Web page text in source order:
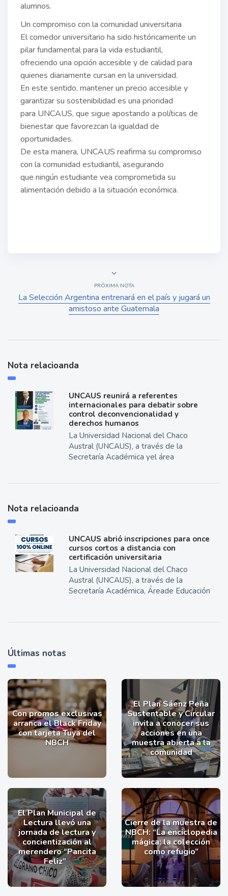
alumnos.
Un compromiso con la comunidad universitaria
El comedor universitario ha sido históricamente un
pilar fundamental para la vida estudiantil,
ofreciendo una opción accesible y de calidad para
quienes diariamente cursan en la universidad.
En este sentido, mantener un precio accesible y
garantizar su sostenibilidad es una prioridad
para UNCAUS, que sigue apostando a políticas de
bienestar que favorezcan la igualdad de
oportunidades.
De esta manera, UNCAUS reafirma su compromiso
con la comunidad estudiantil, asegurando
que ningún estudiante vea comprometida su
alimentación debido a la situación económica.
PRÓXIMA NOTA
La Selección Argentina entrenará en el país y jugará un
amistoso ante Guatemala
Nota relacioanda
UNCAUS reunirá a referentes
internacionales para debatir sobre
control deconvencionalidad y
derechos humanos
La Universidad Nacional del Chaco
Austral (UNCAUS), a través de la
Secretaría Académica yel área
Nota relacioanda
UNCAUS abrió inscripciones para once
cursos cortos a distancia con
certificación universitaria
La Universidad Nacional del Chaco
Austral (UNCAUS), a través de la
Secretaría Académica, Áreade Educación
Últimas notas
Con promos exclusivas
arranca el Black Friday
con tarjeta Tuya del
NBCH
El Plan Sáenz Peña
Sustentable y Circular
invita a conocer sus
acciones en una
muestra abierta a la
comunidad
El Plan Municipal de
Lectura llevó una
jornada de lectura y
concientización al
merendero “Pancita
Feliz”
Cierre de la muestra de
NBCH: “La enciclopedia
mágica: la colección
como refugio”